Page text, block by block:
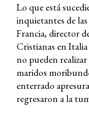
Lo que está
inquietantes de
Francia, director
Cristianas en Italia
no pueden
maridos
enterrado
regresaron a la